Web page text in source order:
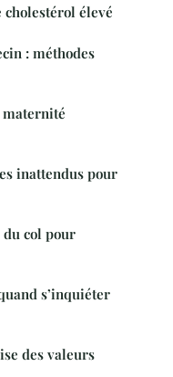
élevé
: méthodes
maternité
inattendus pour
col pour
s’inquiéter
des valeurs